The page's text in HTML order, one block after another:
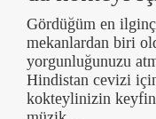
Gördüğüm en
mekanlardan biri
yorgunluğunuzu
Hindistan cevizi
kokteylinizin keyfini